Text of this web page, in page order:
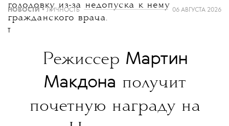
голодовку из-за недопуска к нему
гражданского врача.
НОВОСТИ •ЛИЧНОСТЬ 06 АВГУСТА 2026
T
Режиссер Мартин
Макдона получит
почетную награду на